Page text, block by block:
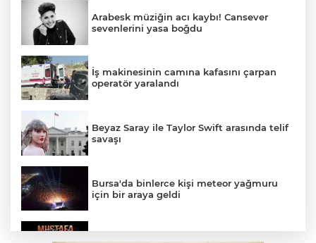
Arabesk müziğin acı kaybı! Cansever
sevenlerini yasa boğdu
İş makinesinin camına kafasını çarpan
operatör yaralandı
Beyaz Saray ile Taylor Swift arasında telif
savaşı
Bursa'da binlerce kişi meteor yağmuru
için bir araya geldi